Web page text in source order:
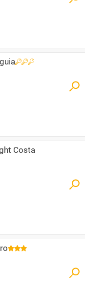
Costa